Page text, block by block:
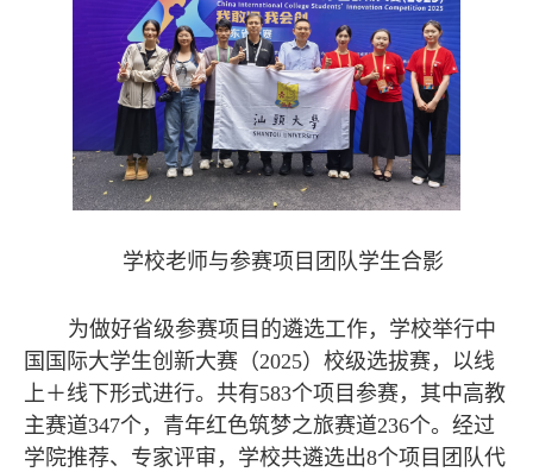
学校老师与参赛项目团队学生合影
为做好省级参赛项目的遴选工作，学校举行中
国国际大学生创新大赛（2025）校级选拔赛，以线
上＋线下形式进行。共有583个项目参赛，其中高教
主赛道347个，青年红色筑梦之旅赛道236个。经过
学院推荐、专家评审，学校共遴选出8个项目团队代